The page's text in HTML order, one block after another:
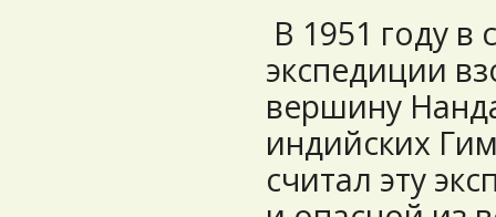
В 1951 году в
экспедиции
вершину
индийских
считал эту